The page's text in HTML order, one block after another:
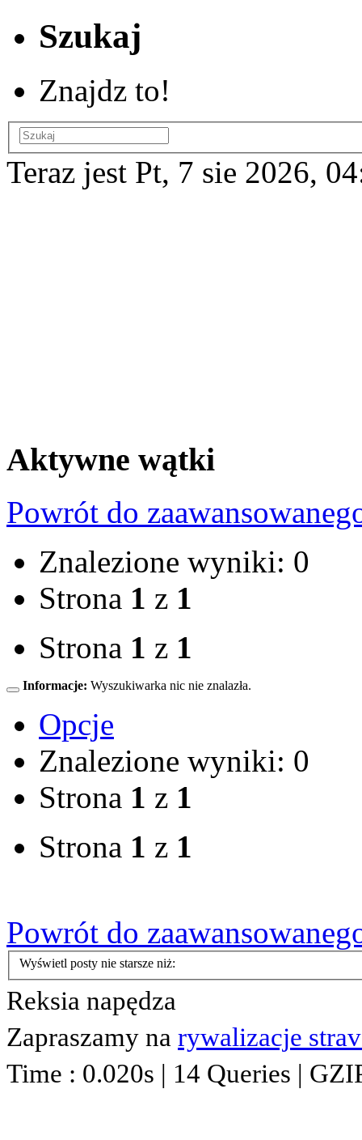
Szukaj
Znajdz to!
Teraz jest Pt, 7 sie 2026,
Aktywne wątki
Powrót do
Znalezione wyniki: 0
Strona 1 z 1
Strona 1 z 1
Informacje: Wyszukiwarka nic nie znalazła.
Opcje
Znalezione wyniki: 0
Strona 1 z 1
Strona 1 z 1
Powrót do
Wyświetl posty nie starsze niż:
Reksia napędza
Zapraszamy na rywalizacje
Time : 0.020s | 14 Queries |